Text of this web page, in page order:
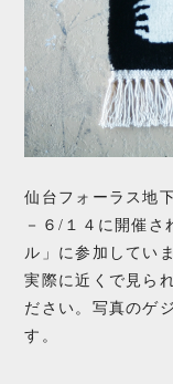
仙台フォーラス地
－６/１４に開催さ
ル」に参加してい
実際に近くで見ら
ださい。写真のゲ
す。